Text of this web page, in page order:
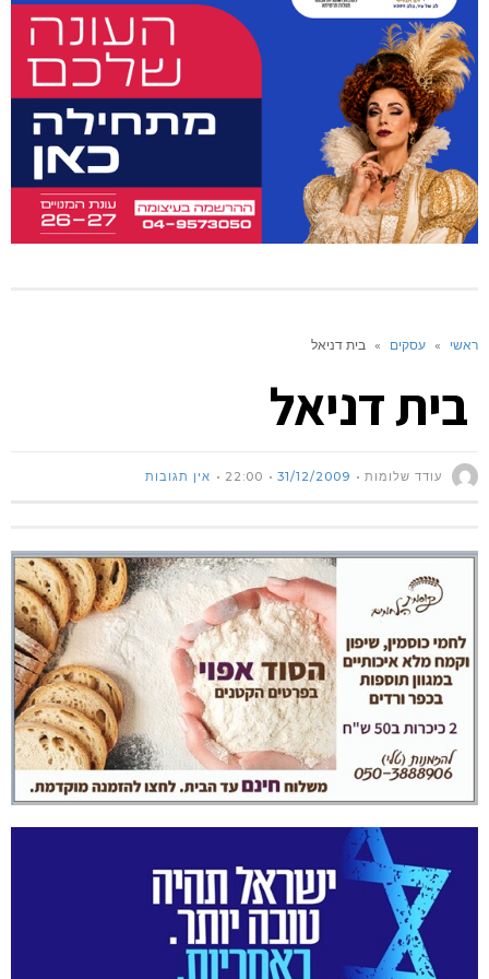
ראשי » עסקים » בית דניאל
בית דניאל
עודד שלומות 31/12/2009
22:00 אין תגובות